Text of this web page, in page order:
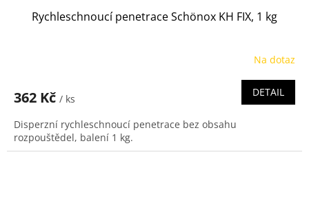
Rychleschnoucí penetrace Schönox KH FIX, 1 kg
Na dotaz
362 Kč / ks
DETAIL
Disperzní rychleschnoucí penetrace bez obsahu
rozpouštědel, balení 1 kg.